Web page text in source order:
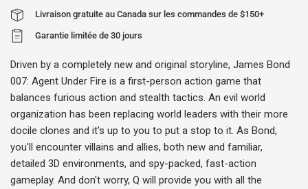
Livraison gratuite au Canada sur les commandes de $150+
Garantie limitée de 30 jours
Driven by a completely new and original storyline, James Bond
007: Agent Under Fire is a first-person action game that
balances furious action and stealth tactics. An evil world
organization has been replacing world leaders with their more
docile clones and it's up to you to put a stop to it. As Bond,
you'll encounter villains and allies, both new and familiar,
detailed 3D environments, and spy-packed, fast-action
gameplay. And don't worry, Q will provide you with all the